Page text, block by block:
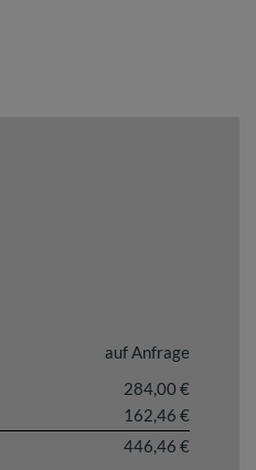
auf Anfrage
284,00 €
162,46 €
446,46 €